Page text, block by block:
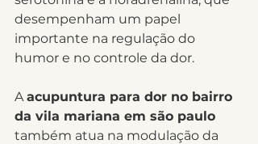
desempenham um papel
importante na regulação do
humor e no controle da dor.
A acupuntura para dor no bairro
da vila mariana em são paulo
também atua na modulação da